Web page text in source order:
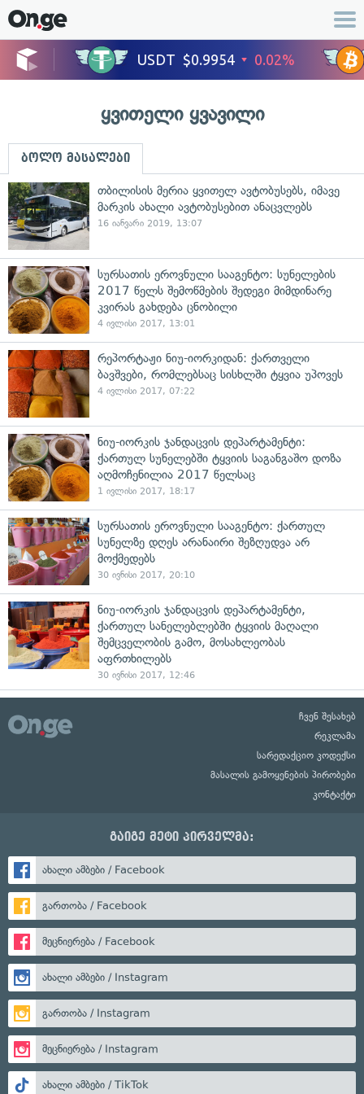
ყვითელი ყვავილი
ბოლო მასალები
თბილისის მერია ყვითელ ავტობუსებს, იმავე
მარკის ახალი ავტობუსებით ანაცვლებს
16 იანვარი 2019, 13:07
სურსათის ეროვნული სააგენტო: სუნელების
2017 წელს შემოწმების შედეგი მიმდინარე
კვირას გახდება ცნობილი
4 ივლისი 2017, 13:01
რეპორტაჟი ნიუ-იორკიდან: ქართველი
ბავშვები, რომლებსაც სისხლში ტყვია უპოვეს
4 ივლისი 2017, 07:22
ნიუ-იორკის ჯანდაცვის დეპარტამენტი:
ქართულ სუნელებში ტყვიის საგანგაშო დოზა
აღმოჩენილია 2017 წელსაც
1 ივლისი 2017, 18:17
სურსათის ეროვნული სააგენტო: ქართულ
სუნელზე დღეს არანაირი შეზღუდვა არ
მოქმედებს
30 ივნისი 2017, 20:10
ნიუ-იორკის ჯანდაცვის დეპარტამენტი,
ქართულ სანელებლებში ტყვიის მაღალი
შემცველობის გამო, მოსახლეობას
აფრთხილებს
30 ივნისი 2017, 12:46
ჩვენ შესახებ
რეკლამა
სარედაქციო კოდექსი
მასალის გამოყენების პირობები
კონტაქტი
გაიგე მეტი პირველმა:
ახალი ამბები / Facebook
გართობა / Facebook
მეცნიერება / Facebook
ახალი ამბები / Instagram
გართობა / Instagram
მეცნიერება / Instagram
ახალი ამბები / TikTok